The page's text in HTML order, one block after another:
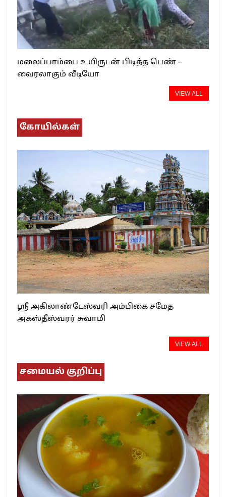
மலைப்பாம்பை உயிருடன் பிடித்த பெண் –
வைரலாகும் வீடியோ
VIEW ALL
கோயில்கள்
ஸ்ரீ அகிலாண்டேஸ்வரி அம்பிகை சமேத
அகஸ்தீஸ்வரர் சுவாமி
VIEW ALL
சமையல் குறிப்பு